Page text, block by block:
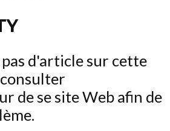
pas d'article sur cette
de se site Web afin de